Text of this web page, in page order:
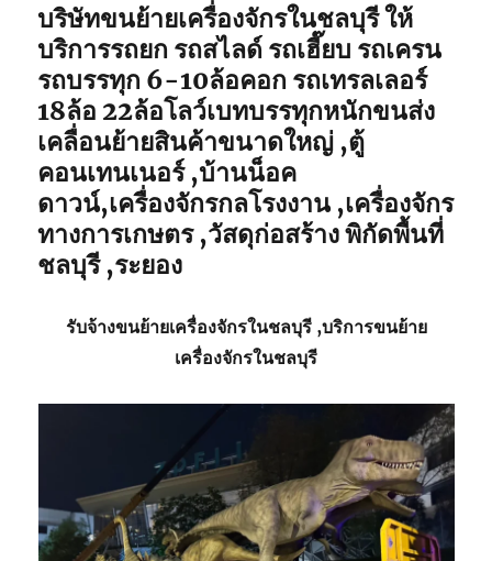
บริษัทขนย้ายเครื่องจักรในชลบุรี ให้
บริการรถยก รถสไลด์ รถเฮี๊ยบ รถเครน
รถบรรทุก 6-10ล้อคอก รถเทรลเลอร์
18ล้อ 22ล้อโลว์เบทบรรทุกหนักขนส่ง
เคลื่อนย้ายสินค้าขนาดใหญ่ ,ตู้
คอนเทนเนอร์ ,บ้านน็อค
ดาวน์,เครื่องจักรกลโรงงาน ,เครื่องจักร
ทางการเกษตร ,วัสดุก่อสร้าง พิกัดพื้นที่
ชลบุรี ,ระยอง
รับจ้างขนย้ายเครื่องจักรในชลบุรี,บริการขนย้าย
เครื่องจักรในชลบุรี